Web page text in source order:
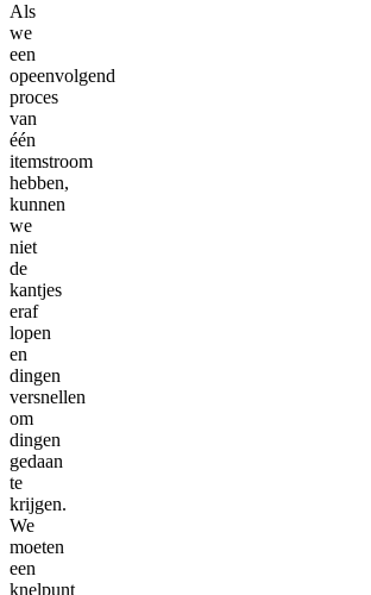
Als
we
een
opeenvolgend
proces
van
één
itemstroom
hebben,
kunnen
we
niet
de
kantjes
eraf
lopen
en
dingen
versnellen
om
dingen
gedaan
te
krijgen.
We
moeten
een
knelpunt